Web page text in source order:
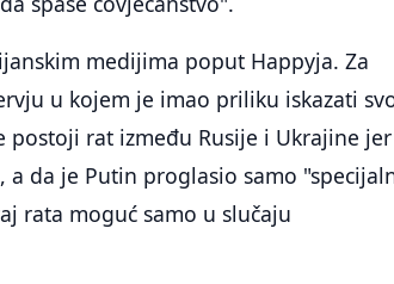
medijima poput Happyja. Za
u kojem je imao priliku iskazati
postoji rat između Rusije i Ukrajine jer
da je Putin proglasio samo
rata moguć samo u slučaju